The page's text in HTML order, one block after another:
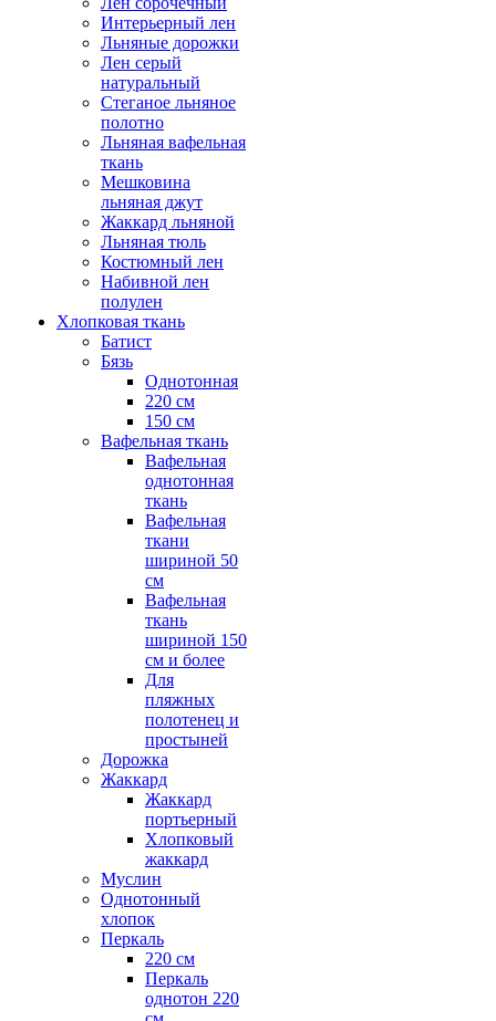
Интерьерный лен
Льняные дорожки
Лен серый
натуральный
Стеганое льняное
полотно
Льняная вафельная
ткань
Мешковина
льняная джут
Жаккард льняной
Льняная тюль
Костюмный лен
Набивной лен
полулен
Хлопковая ткань
Батист
Бязь
Однотонная
220 см
150 см
Вафельная ткань
Вафельная
однотонная
ткань
Вафельная
ткани
шириной 50
см
Вафельная
ткань
шириной 150
см и более
Для
пляжных
полотенец и
простыней
Дорожка
Жаккард
Жаккард
портьерный
Хлопковый
жаккард
Муслин
Однотонный
хлопок
Перкаль
220 см
Перкаль
однотон 220